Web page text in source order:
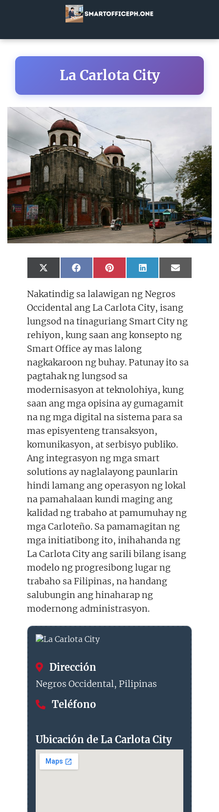
La Carlota City
Share
on
X
(
w
i
t
t
e
r
)
Share
on
F
a
e
o
o
k
Share
on
P
i
t
r
e
s
t
Share
on
L
i
k
e
d
I
n
Share
on
E
m
Nakatindig sa lalawigan ng Negros
Occidental ang La Carlota City, isang
lungsod na tinaguriang Smart City ng
rehiyon, kung saan ang konsepto ng
Smart Office ay mas lalong
nagkakaroon ng buhay. Patunay ito sa
pagtahak ng lungsod sa
modernisasyon at teknolohiya, kung
saan ang mga opisina ay gumagamit
na ng mga digital na sistema para sa
mas episyenteng transaksyon,
komunikasyon, at serbisyo publiko.
Ang integrasyon ng mga smart
solutions ay naglalayong paunlarin
hindi lamang ang operasyon ng lokal
na pamahalaan kundi maging ang
kalidad ng trabaho at pamumuhay ng
mga Carloteño. Sa pamamagitan ng
mga initiatibong ito, inihahanda ng
La Carlota City ang sarili bilang isang
modelo ng progresibong lugar ng
trabaho sa Filipinas, na handang
salubungin ang hinaharap ng
modernong administrasyon.
Dirección
Negros Occidental, Pilipinas
Teléfono
Ubicación de La Carlota City